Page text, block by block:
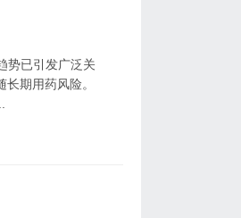
势已引发广泛关
期用药风险。